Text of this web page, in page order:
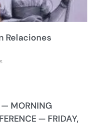
Relaciones
— MORNING
— FRIDAY,